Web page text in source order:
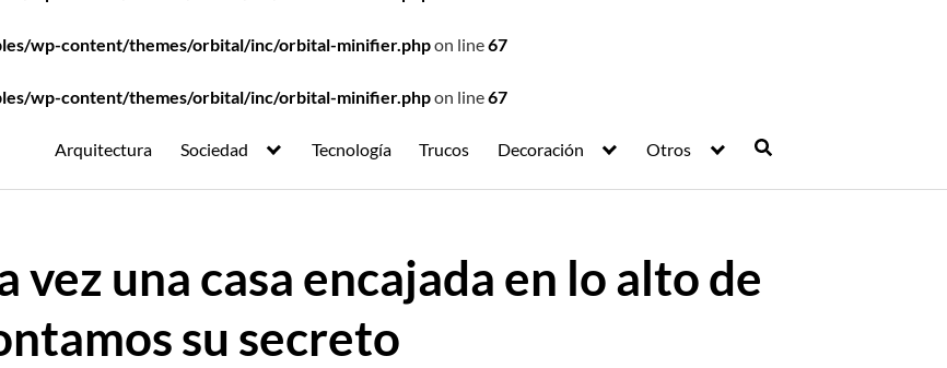
wp-content/themes/orbital/inc/orbital-minifier.phpon line67
wp-content/themes/orbital/inc/orbital-minifier.phpon line67
Arquitectura Sociedad Tecnología Trucos Decoración Otros
vez una casa encajada en lo alto de
su secreto